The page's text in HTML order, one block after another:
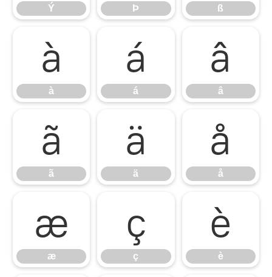
Ý Þ ß
à
à
á
á
â
â
ã
ã
ä
ä
å
å
æ
æ
ç
ç
è
è